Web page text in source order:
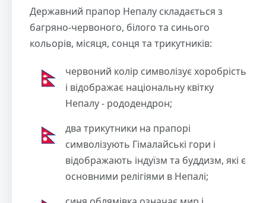
Державний прапор Непалу складається з
багряно-червоного, білого та синього
кольорів, місяця, сонця та трикутників:
червоний колір символізує хоробрість
і відображає національну квітку
Непалу - рододендрон;
два трикутники на прапорі
символізують Гімалайські гори і
відображають індуїзм та буддизм, які є
основними релігіями в Непалі;